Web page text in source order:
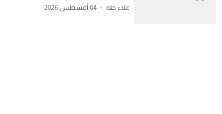
علاء طه 04 أغسطس 2026